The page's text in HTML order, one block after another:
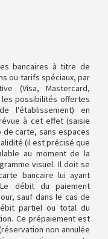
bancaires à titre de
ou tarifs spéciaux, par
(Visa, Mastercard,
les possibilités offertes
l'établissement) en
à cet effet (saisie
de carte, sans espaces
(il est précisé que
au moment de la
visuel. Il doit se
bancaire lui ayant
débit du paiement
sauf dans le cas de
partiel ou total du
Ce prépaiement est
non annulée